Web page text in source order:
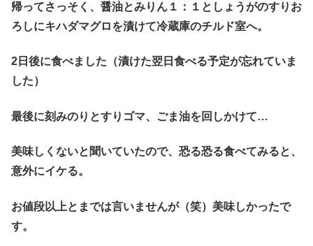
帰ってさっそく、醤油とみりん１：１としょうがのすりお
ろしにキハダマグロを漬けて冷蔵庫のチルド室へ。
2日後に食べました（漬けた翌日食べる予定が忘れていま
した）
最後に刻みのりとすりゴマ、ごま油を回しかけて…
美味しくないと聞いていたので、恐る恐る食べてみると、
意外にイケる。
お値段以上とまでは言いませんが（笑）美味しかったで
す。